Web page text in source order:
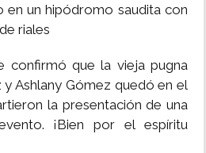
en un hipódromo saudita con
riales
confirmó que la vieja pugna
Ashlany Gómez quedó en el
la presentación de una
¡Bien por el espíritu